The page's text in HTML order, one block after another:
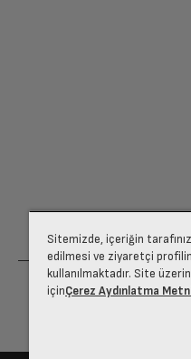
Pişirme
3 Boyutlu
Sitemizde, içeriğin
edilmesi ve ziyaretçi
kullanılmaktadır. Site
içinÇerez Aydınlatma